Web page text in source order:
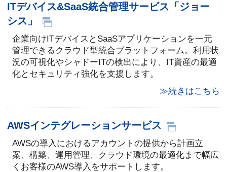
ITデバイス&SaaS統合管理サービス「ジョー
シス」
企業向けITデバイスとSaaSアプリケーションを一元
管理できるクラウド型統合プラットフォーム。利用状
況の可視化やシャドーITの検出により、IT資産の最適
化とセキュリティ強化を支援します。
≫続きはこちら
AWSインテグレーションサービス
AWSの導入におけるアカウントの提供から計画立
案、構築、運用管理、クラウド環境の最適化まで幅広
くお客様のAWS導入をサポートします。